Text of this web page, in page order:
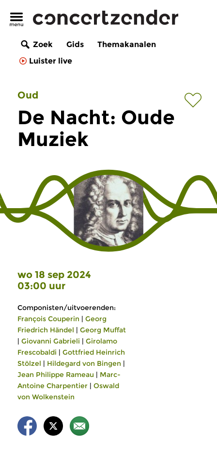
Zoek Gids
Themakanalen
Luister live
Oud
De Nacht: Oude
Muziek
wo 18 sep 2024
03:00 uur
Componisten/uitvoerenden:
François Couperin | Georg
Friedrich Händel | Georg Muffat
| Giovanni Gabrieli | Girolamo
Frescobaldi | Gottfried Heinrich
Stölzel | Hildegard von Bingen |
Jean Philippe Rameau | Marc-
Antoine Charpentier | Oswald
von Wolkenstein